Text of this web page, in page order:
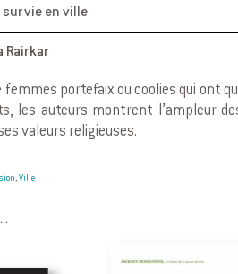
en ville
Rairkar
femmes portefaix ou coolies qui ont
les auteurs montrent l’ampleur
valeurs religieuses.
, Ville